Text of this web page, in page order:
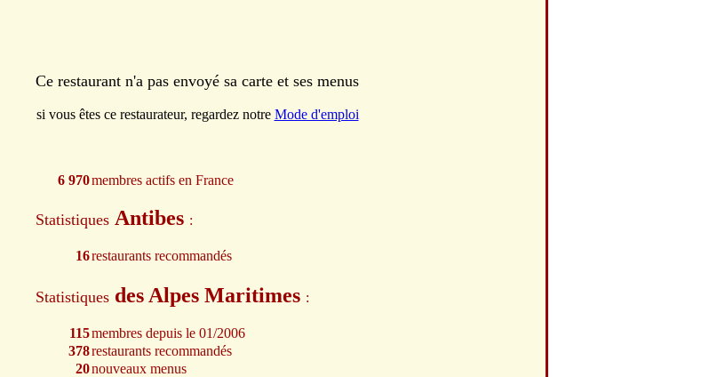
Ce restaurant n'a pas envoyé sa carte et ses menus
si vous êtes ce restaurateur, regardez notre Mode d'emploi
6 970membres actifs en France
Statistiques Antibes :
16restaurants recommandés
Statistiques des Alpes Maritimes :
115membres depuis le 01/2006
378restaurants recommandés
20nouveaux menus